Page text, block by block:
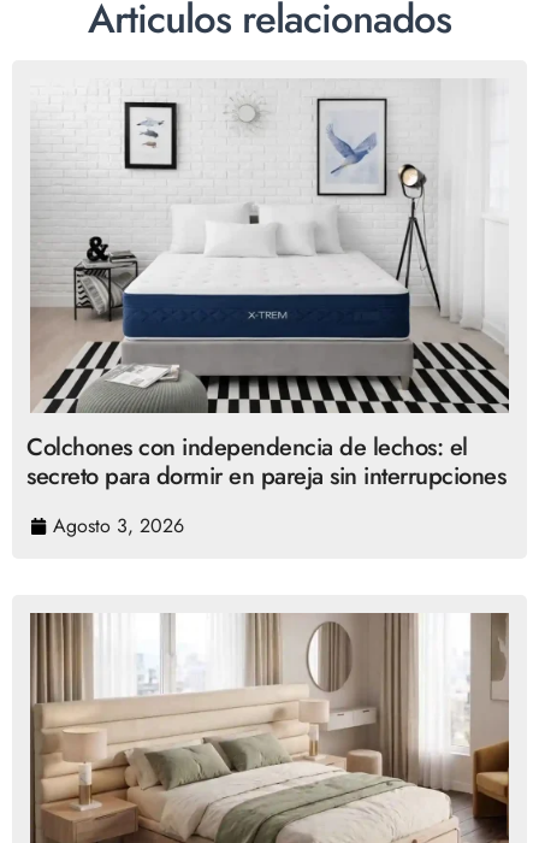
Articulos relacionados
Colchones con independencia de lechos: el
secreto para dormir en pareja sin interrupciones
Agosto 3, 2026